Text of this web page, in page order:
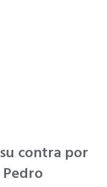
contra por